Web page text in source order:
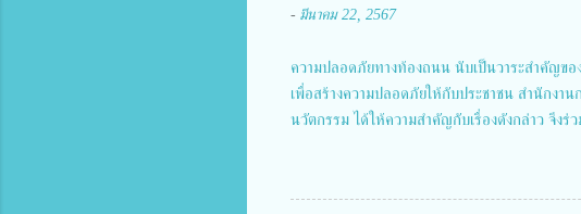
- มีนาคม 22, 2567
ความปลอดภัยทางท้องถนน นับเป็นวาระสำคัญขอ
เพื่อสร้างความปลอดภัยให้กับประชาชน สำนักงา
นวัตกรรม ได้ให้ความสำคัญกับเรื่องดังกล่าว จึงร่
แม่บทฉบับที่ 5 ในวันที่ 22 มีนาคม 2567 โดยมี
พิธีเปิดพร้อมให้นโยบายการผลักดันงานวิจัยเพื่อ